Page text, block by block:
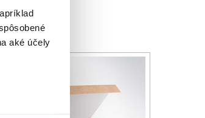
aké účely